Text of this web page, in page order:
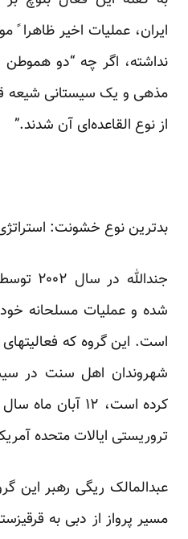
ایران، عملیات اخیر ظاهرا
نداشته، اگر چه “دو
مذهی و یک سیستانی شیعه
از نوع القاعده‌ای آن شدند.”
بد‌ترین نوع خشونت:
است. این گروه که
شهروندان اهل سنت در
کرده است، ۱۲
تروریستی ایالات متحده
مسیر پرواز از دبی به